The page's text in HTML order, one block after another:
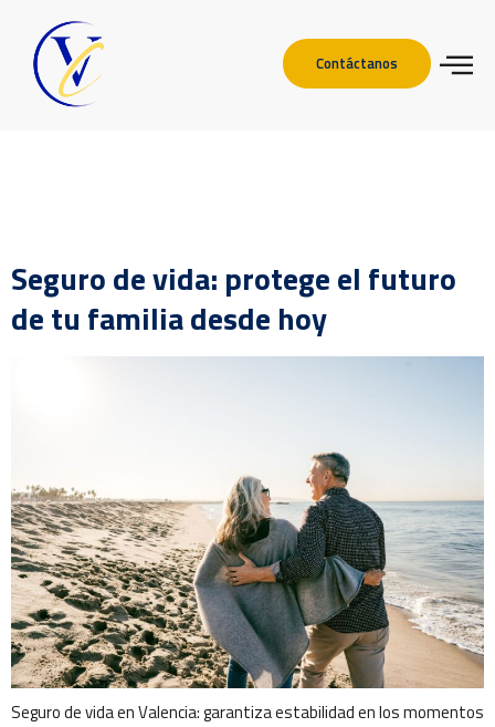
Contáctanos
Seguro de vida: protege el futuro
de tu familia desde hoy
Seguro de vida en Valencia: garantiza estabilidad en los momentos